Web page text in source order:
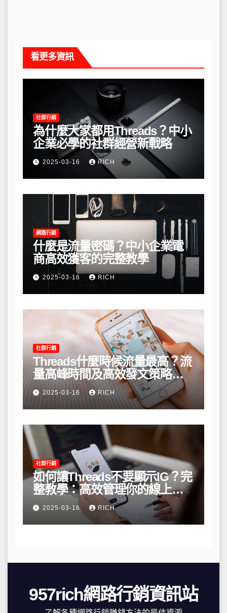
看更多資訊
社群行銷
為什麼大家都用Threads？中小
企業必學的社群經營新戰略
2025-03-16 RICH
網路行銷
什麼是流量密碼？中小企業電
商高效獲客的完整教學
2025-03-16 RICH
社群行銷
Threads什麼時候流量最高？流
量高峰時間及高效發文策略攻
略2025-03-16 RICH
社群行銷
如何讓Threads不要顯示IG？完
整教學：高效管理你的線上隱
私與數據安全
2025-03-16 RICH
957rich網路行銷資訊站